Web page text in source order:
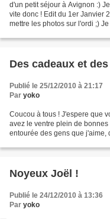
d'un petit séjour à Avignon :)
vite donc ! Edit du 1er Janvier
mettre les photos sur l'ordi ;)
Des cadeaux et
Publié le 25/12/2010 à 21:17
Par yoko
Coucou à tous ! J'espere que
avez le ventre plein de
entourée des gens que j'aime,
Noyeux Joël !
Publié le 24/12/2010 à 13:36
Par yoko